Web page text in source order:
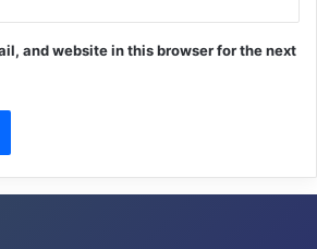
and website in this browser for the next